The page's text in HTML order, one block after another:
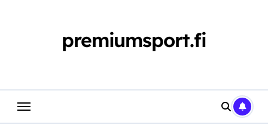
premiumsport.fi